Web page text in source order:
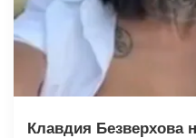
Клавдия Безверхова